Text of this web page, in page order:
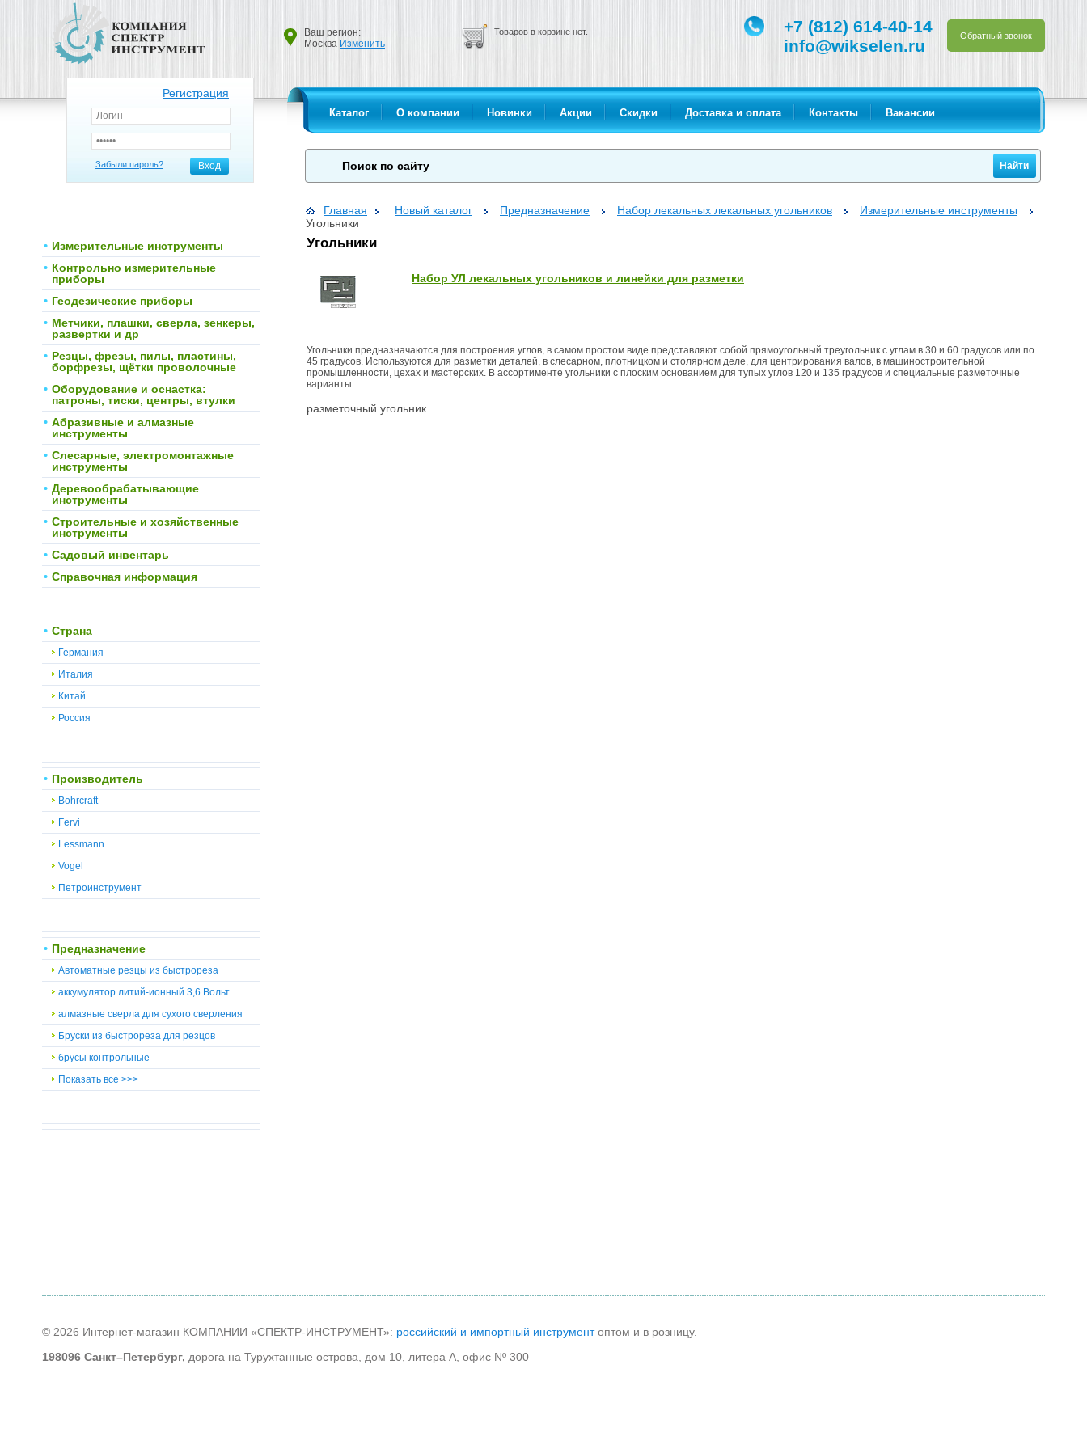
+7 (812) 614-40-14
info@wikselen.ru
Обратный звонок
Ваш регион:
Москва Изменить
Товаров в корзине нет.
Регистрация
Забыли пароль? Вход
Каталог О компании Новинки Акции Скидки Доставка и оплата Контакты Вакансии
Главная Новый каталог Предназначение Набор лекальных лекальных угольников
Измерительные инструменты
Угольники
Измерительные инструменты
Контрольно измерительные
приборы
Геодезические приборы
Метчики, плашки, сверла, зенкеры,
развертки и др
Резцы, фрезы, пилы, пластины,
борфрезы, щётки проволочные
Оборудование и оснастка:
патроны, тиски, центры, втулки
Абразивные и алмазные
инструменты
Слесарные, электромонтажные
инструменты
Деревообрабатывающие
инструменты
Строительные и хозяйственные
инструменты
Садовый инвентарь
Справочная информация
Страна
Германия
Италия
Китай
Россия
Производитель
Bohrcraft
Fervi
Lessmann
Vogel
Петроинструмент
Предназначение
Автоматные резцы из быстрореза
аккумулятор литий-ионный 3,6 Вольт
алмазные сверла для сухого сверления
Бруски из быстрореза для резцов
брусы контрольные
Показать все >>>
Угольники
Набор УЛ лекальных угольников и линейки для разметки
Угольники предназначаются для построения углов, в самом простом виде представляют собой прямоугольный треугольник с углам в 30 и 60 градусов или по
45 градусов. Используются для разметки деталей, в слесарном, плотницком и столярном деле, для центрирования валов, в машиностроительной
промышленности, цехах и мастерских. В ассортименте угольники с плоским основанием для тупых углов 120 и 135 градусов и специальные разметочные
варианты.
разметочный угольник
© 2026 Интернет-магазин КОМПАНИИ «СПЕКТР-ИНСТРУМЕНТ»: российский и импортный инструментоптом и в розницу.
198096 Санкт–Петербург, дорога на Турухтанные острова, дом 10, литера А, офис Nº 300